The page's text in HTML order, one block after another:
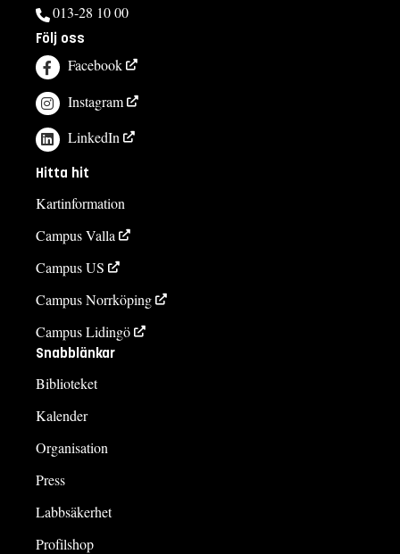
013-28 10 00
Följ oss
Facebook
Instagram
LinkedIn
Hitta hit
Kartinformation
Campus Valla
Campus US
Campus Norrköping
Campus Lidingö
Snabblänkar
Biblioteket
Kalender
Organisation
Press
Labbsäkerhet
Profilshop